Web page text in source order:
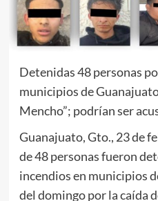
Detenidas 48 personas
municipios de
Mencho”; podrían ser
Guanajuato, Gto., 23 de
de 48 personas fueron
incendios en municipios
del domingo por la caída